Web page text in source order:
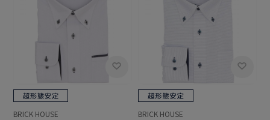
BRICK HOUSE BRICK HOUSE